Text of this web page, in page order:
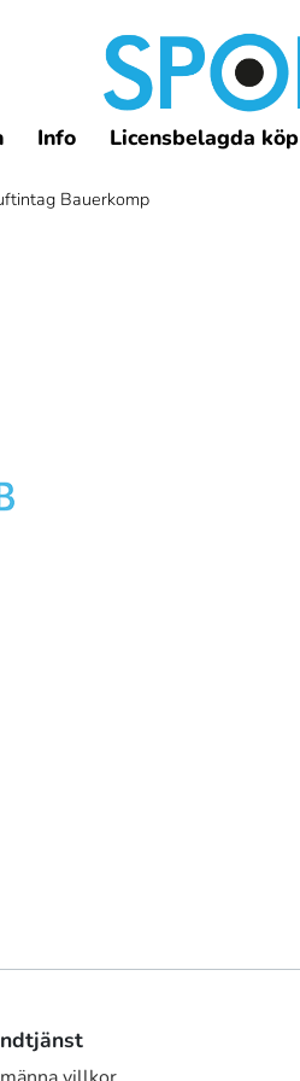
Info Licensbelagda köp
Bauerkomp